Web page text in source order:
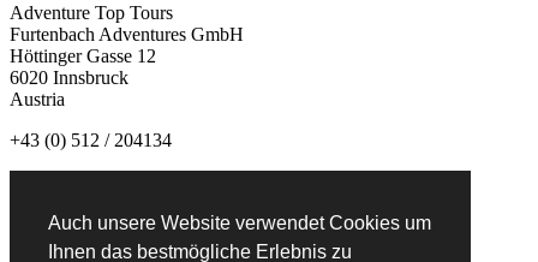
Auch unsere Website verwendet Cookies um
Ihnen das bestmögliche Erlebnis zu
Adventure Top Tours
Furtenbach Adventures GmbH
Höttinger Gasse 12
6020 Innsbruck
Austria
+43 (0) 512 / 204134
Newsletteranmeldung: